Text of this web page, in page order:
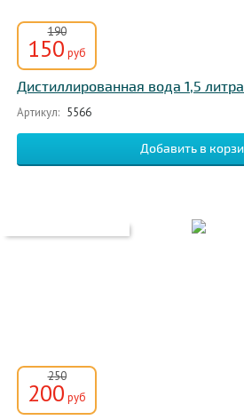
190
150 руб
Дистиллированная вода 1,5 литра
Артикул: 5566
250
200 руб